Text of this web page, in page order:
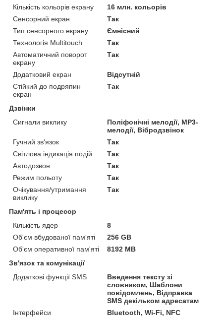
Кількість кольорів екрану
16 млн. кольорів
Сенсорний екран
Так
Тип сенсорного екрану
Ємнісний
Технологія Multitouch
Так
Автоматичний поворот
екрану
Так
Додатковий екран
Відсутній
Стійкий до подряпин
екран
Так
Дзвінки
Сигнали виклику
Поліфонічні мелодії, MP3-
мелодії, Вібродзвінок
Гучний зв'язок
Так
Світлова індикація подій
Так
Автодозвон
Так
Режим польоту
Так
Очікування/утримання
виклику
Так
Пам'ять і процесор
Кількість ядер
8
Об'єм вбудованої пам'яті
256 GB
Об'єм оперативної пам'яті
8192 MB
Зв'язок та комунікації
Додаткові функції SMS
Введення тексту зі
словником, Шаблони
повідомлень, Відправка
SMS декільком адресатам
Інтерфейси
Bluetooth, Wi-Fi, NFC